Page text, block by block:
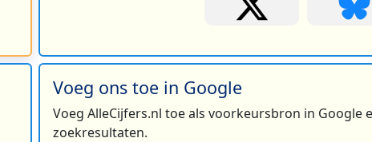
Voeg ons toe in Google
Voeg AlleCijfers.nl toe als voorkeursbron in Google
zoekresultaten.